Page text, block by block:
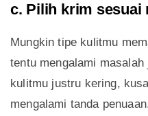
c. Pilih krim sesuai
Mungkin tipe kulitmu
tentu mengalami
kulitmu justru kering,
mengalami tanda